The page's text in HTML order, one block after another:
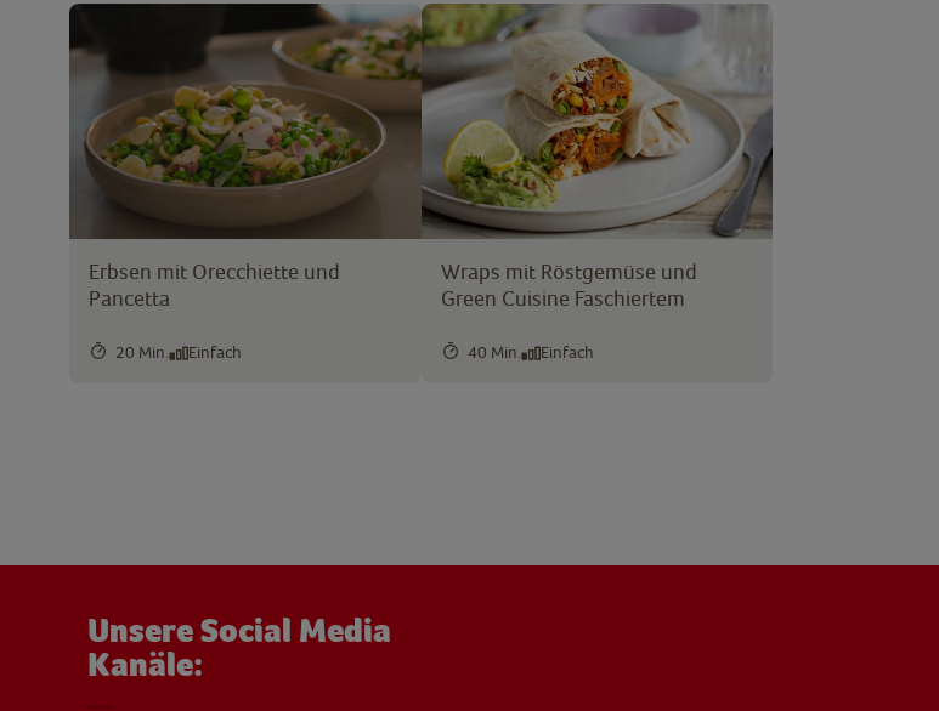
Erbsen mit Orecchiette und
Pancetta
20 Min. Einfach
Wraps mit Röstgemüse und
Green Cuisine Faschiertem
40 Min. Einfach
Unsere Social Media
Kanäle: